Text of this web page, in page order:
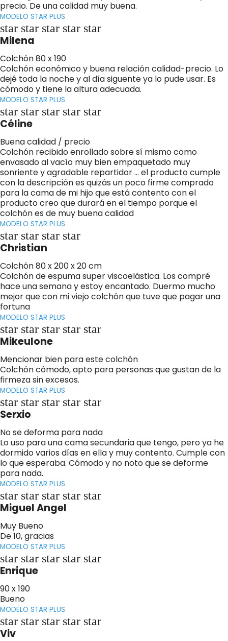
precio. De una calidad muy buena.
MODELO STAR PLUS
star star star star star
Milena
Colchón 80 x 190
Colchón económico y buena relación calidad-precio. Lo
dejé toda la noche y al día siguente ya lo pude usar. Es
cómodo y tiene la altura adecuada.
MODELO STAR PLUS
star star star star star
Céline
Buena calidad / precio
Colchón recibido enrollado sobre sí mismo como
envasado al vacío muy bien empaquetado muy
sonriente y agradable repartidor ... el producto cumple
con la descripción es quizás un poco firme comprado
para la cama de mi hijo que está contento con el
producto creo que durará en el tiempo porque el
colchón es de muy buena calidad
MODELO STAR PLUS
star star star star
Christian
Colchón 80 x 200 x 20 cm
Colchón de espuma super viscoelástica. Los compré
hace una semana y estoy encantado. Duermo mucho
mejor que con mi viejo colchón que tuve que pagar una
fortuna
MODELO STAR PLUS
star star star star star
Mikeulone
Mencionar bien para este colchón
Colchón cómodo, apto para personas que gustan de la
firmeza sin excesos.
MODELO STAR PLUS
star star star star star
Serxio
No se deforma para nada
Lo uso para una cama secundaria que tengo, pero ya he
dormido varios días en ella y muy contento. Cumple con
lo que esperaba. Cómodo y no noto que se deforme
para nada.
MODELO STAR PLUS
star star star star star
Miguel Angel
Muy Bueno
De 10, gracias
MODELO STAR PLUS
star star star star star
Enrique
90 x 190
Bueno
MODELO STAR PLUS
star star star star star
Viv